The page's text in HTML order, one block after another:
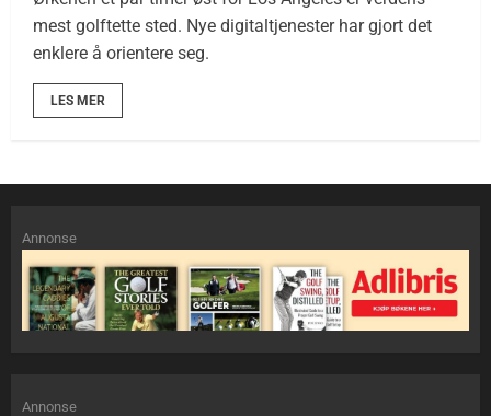
mest golftette sted. Nye digitaltjenester har gjort det
enklere å orientere seg.
LES MER
Annonse
Annonse